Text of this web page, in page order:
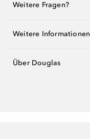
Weitere Fragen?
Weitere Informationen
Über Douglas